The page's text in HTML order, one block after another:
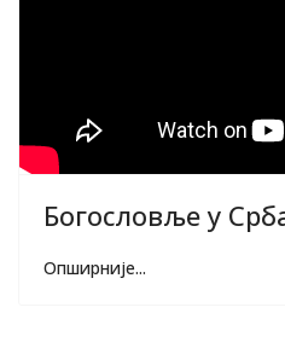
Богословље у
Опширније...